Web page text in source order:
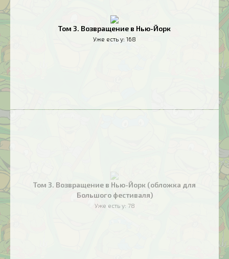
Том 3. Возвращение в Нью-Йорк
Уже есть у: 168
Том 3. Возвращение в Нью-Йорк (обложка для
Большого фестиваля)
Уже есть у: 78